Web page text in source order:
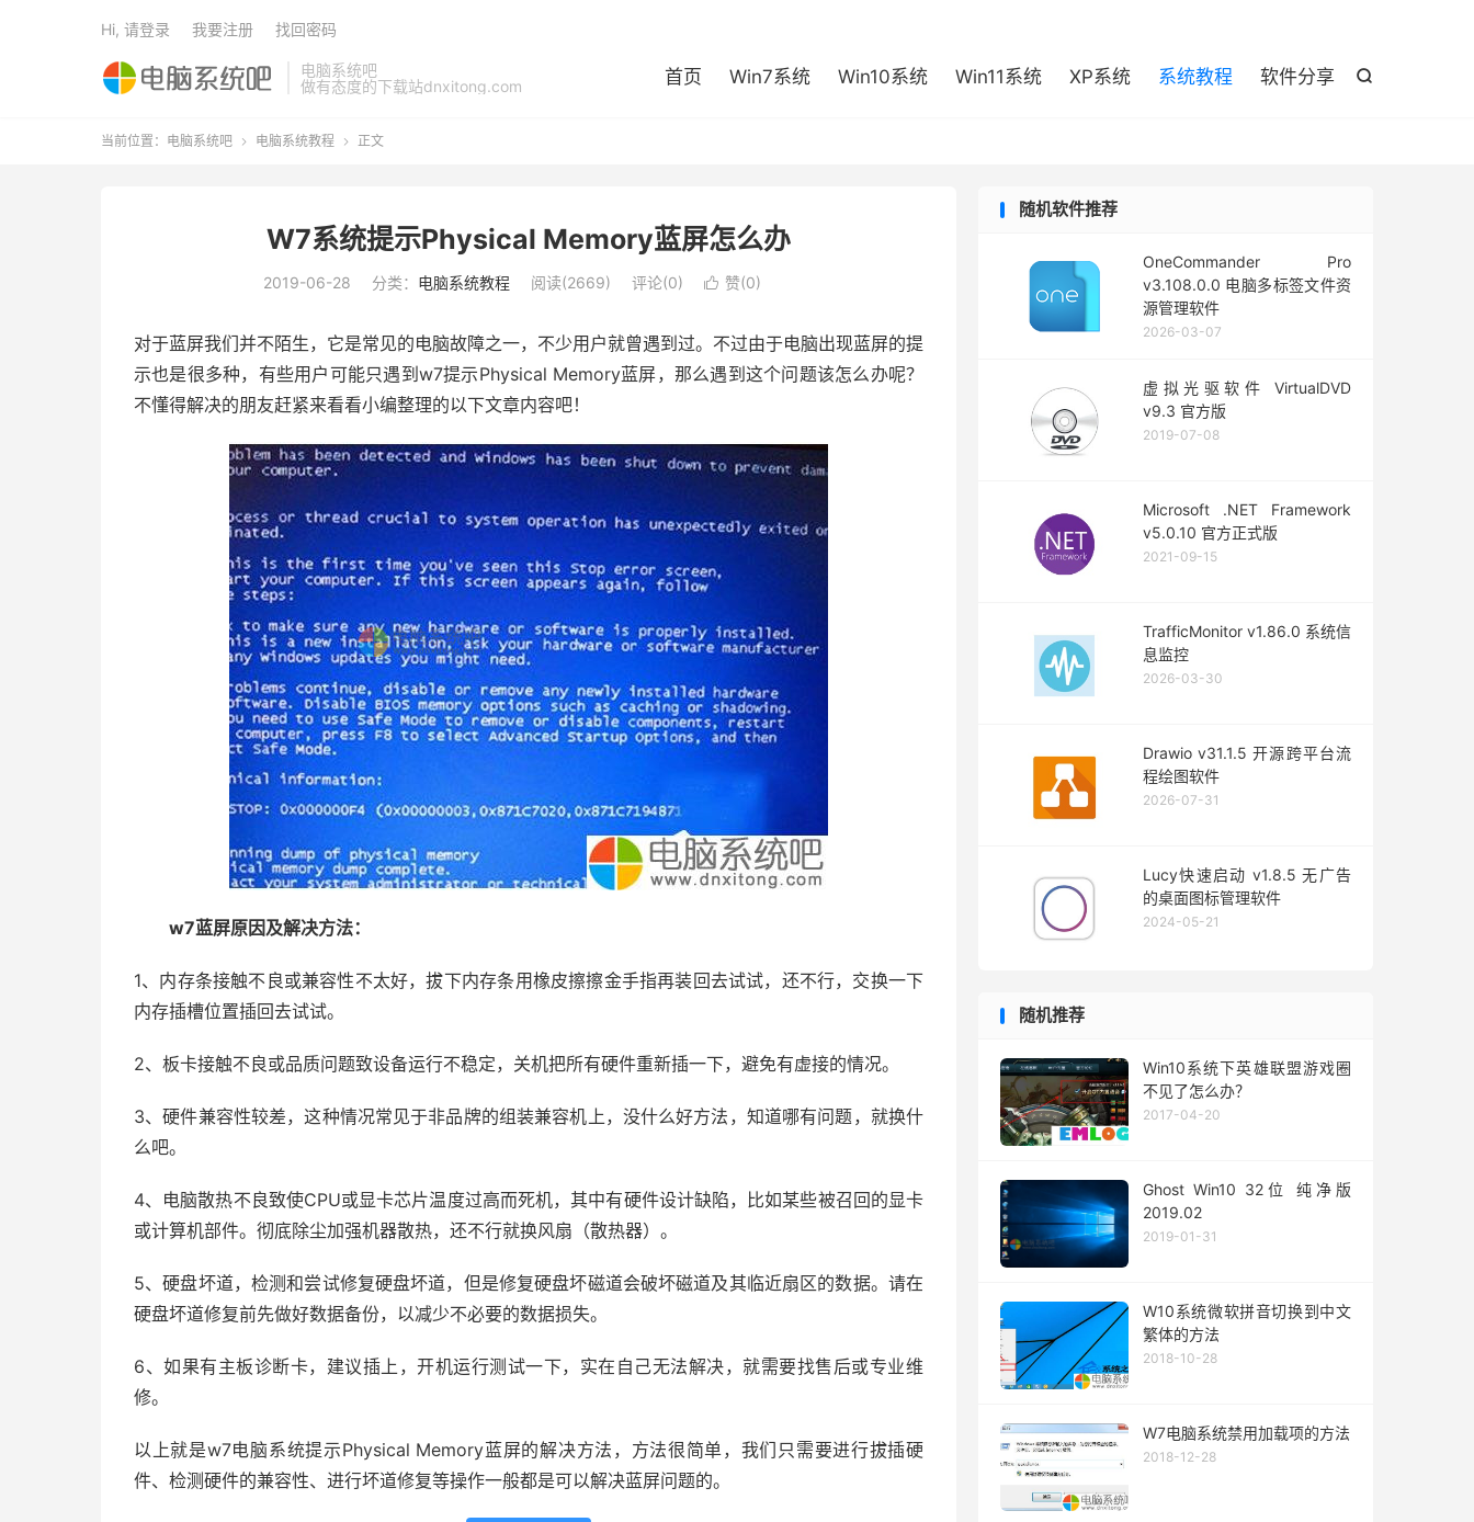
电脑系统吧
做有态度的下载站dnxitong.com

首页 Win7系统 Win10系统 Win11系统 XP系统 系统教程 软件分享
Hi, 请登录 我要注册 找回密码
当前位置： 电脑系统吧  电脑系统教程  正文
W7系统提示Physical Memory蓝屏怎么办
2019-06-28 分类： 电脑系统教程 阅读(2669) 评论(0)  赞(0)
对于蓝屏我们并不陌生，它是常见的电脑故障之一，不少用户就曾遇到过。不过由于电脑出现蓝屏的提
示也是很多种，有些用户可能只遇到w7提示Physical Memory蓝屏，那么遇到这个问题该怎么办呢？
不懂得解决的朋友赶紧来看看小编整理的以下文章内容吧！
w7蓝屏原因及解决方法：
1、内存条接触不良或兼容性不太好，拔下内存条用橡皮擦擦金手指再装回去试试，还不行，交换一下
内存插槽位置插回去试试。
2、板卡接触不良或品质问题致设备运行不稳定，关机把所有硬件重新插一下，避免有虚接的情况。
3、硬件兼容性较差，这种情况常见于非品牌的组装兼容机上，没什么好方法，知道哪有问题，就换什
么吧。
4、电脑散热不良致使CPU或显卡芯片温度过高而死机，其中有硬件设计缺陷，比如某些被召回的显卡
或计算机部件。彻底除尘加强机器散热，还不行就换风扇（散热器）。
5、硬盘坏道，检测和尝试修复硬盘坏道，但是修复硬盘坏磁道会破坏磁道及其临近扇区的数据。请在
硬盘坏道修复前先做好数据备份，以减少不必要的数据损失。
6、如果有主板诊断卡，建议插上，开机运行测试一下，实在自己无法解决，就需要找售后或专业维
修。
以上就是w7电脑系统提示Physical Memory蓝屏的解决方法，方法很简单，我们只需要进行拔插硬
件、检测硬件的兼容性、进行坏道修复等操作一般都是可以解决蓝屏问题的。
随机软件推荐
OneCommander Pro
v3.108.0.0 电脑多标签文件资
源管理软件
2026-03-07
虚拟光驱软件 VirtualDVD
v9.3 官方版
2019-07-08
Microsoft .NET Framework
v5.0.10 官方正式版
2021-09-15
TrafficMonitor v1.86.0 系统信
息监控
2026-03-30
Drawio v31.1.5 开源跨平台流
程绘图软件
2026-07-31
Lucy快速启动 v1.8.5 无广告
的桌面图标管理软件
2024-05-21
随机推荐
Win10系统下英雄联盟游戏圈
不见了怎么办？
2017-04-20
Ghost Win10 32位 纯净版
2019.02
2019-01-31
W10系统微软拼音切换到中文
繁体的方法
2018-10-28
W7电脑系统禁用加载项的方法
2018-12-28